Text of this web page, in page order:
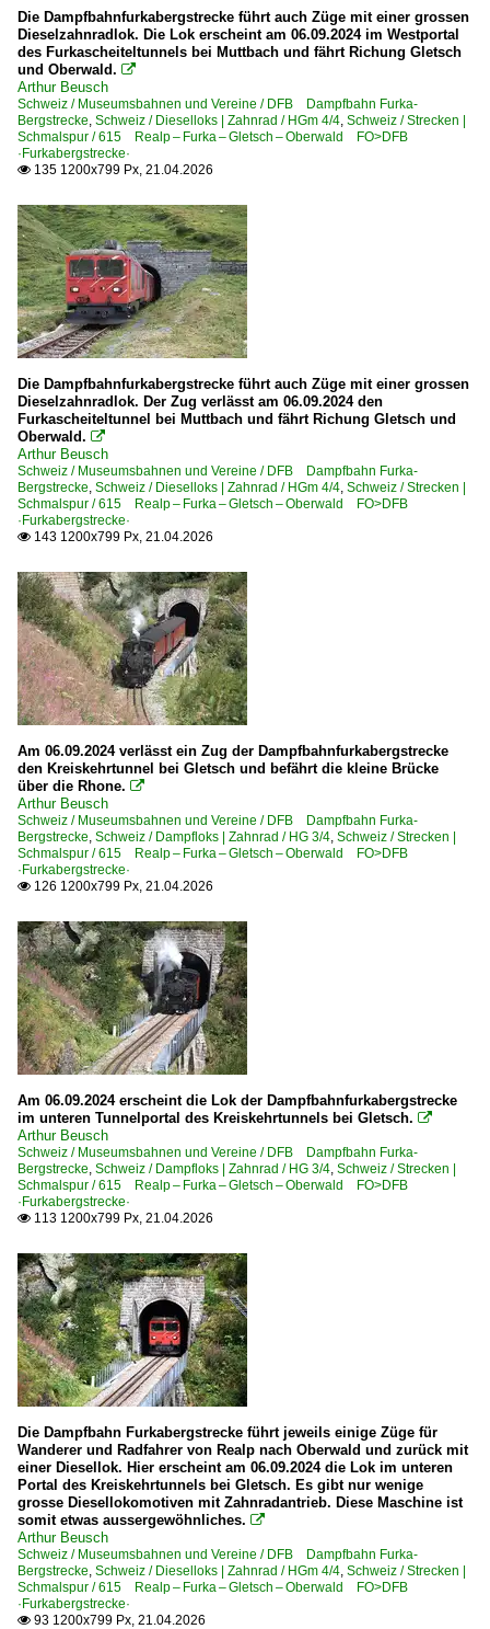
Die Dampfbahnfurkabergstrecke führt auch Züge mit einer grossen
Dieselzahnradlok. Die Lok erscheint am 06.09.2024 im Westportal
des Furkascheiteltunnels bei Muttbach und fährt Richung Gletsch
und Oberwald. 
Arthur Beusch
Schweiz / Museumsbahnen und Vereine / DFB Dampfbahn Furka-
Bergstrecke, Schweiz / Dieselloks | Zahnrad / HGm 4/4, Schweiz / Strecken |
Schmalspur / 615 Realp – Furka – Gletsch – Oberwald FO>DFB
·Furkabergstrecke·
 135 1200x799 Px, 21.04.2026
Die Dampfbahnfurkabergstrecke führt auch Züge mit einer grossen
Dieselzahnradlok. Der Zug verlässt am 06.09.2024 den
Furkascheiteltunnel bei Muttbach und fährt Richung Gletsch und
Oberwald. 
Arthur Beusch
Schweiz / Museumsbahnen und Vereine / DFB Dampfbahn Furka-
Bergstrecke, Schweiz / Dieselloks | Zahnrad / HGm 4/4, Schweiz / Strecken |
Schmalspur / 615 Realp – Furka – Gletsch – Oberwald FO>DFB
·Furkabergstrecke·
 143 1200x799 Px, 21.04.2026
Am 06.09.2024 verlässt ein Zug der Dampfbahnfurkabergstrecke
den Kreiskehrtunnel bei Gletsch und befährt die kleine Brücke
über die Rhone. 
Arthur Beusch
Schweiz / Museumsbahnen und Vereine / DFB Dampfbahn Furka-
Bergstrecke, Schweiz / Dampfloks | Zahnrad / HG 3/4, Schweiz / Strecken |
Schmalspur / 615 Realp – Furka – Gletsch – Oberwald FO>DFB
·Furkabergstrecke·
 126 1200x799 Px, 21.04.2026
Am 06.09.2024 erscheint die Lok der Dampfbahnfurkabergstrecke
im unteren Tunnelportal des Kreiskehrtunnels bei Gletsch. 
Arthur Beusch
Schweiz / Museumsbahnen und Vereine / DFB Dampfbahn Furka-
Bergstrecke, Schweiz / Dampfloks | Zahnrad / HG 3/4, Schweiz / Strecken |
Schmalspur / 615 Realp – Furka – Gletsch – Oberwald FO>DFB
·Furkabergstrecke·
 113 1200x799 Px, 21.04.2026
Die Dampfbahn Furkabergstrecke führt jeweils einige Züge für
Wanderer und Radfahrer von Realp nach Oberwald und zurück mit
einer Diesellok. Hier erscheint am 06.09.2024 die Lok im unteren
Portal des Kreiskehrtunnels bei Gletsch. Es gibt nur wenige
grosse Diesellokomotiven mit Zahnradantrieb. Diese Maschine ist
somit etwas aussergewöhnliches. 
Arthur Beusch
Schweiz / Museumsbahnen und Vereine / DFB Dampfbahn Furka-
Bergstrecke, Schweiz / Dieselloks | Zahnrad / HGm 4/4, Schweiz / Strecken |
Schmalspur / 615 Realp – Furka – Gletsch – Oberwald FO>DFB
·Furkabergstrecke·
 93 1200x799 Px, 21.04.2026